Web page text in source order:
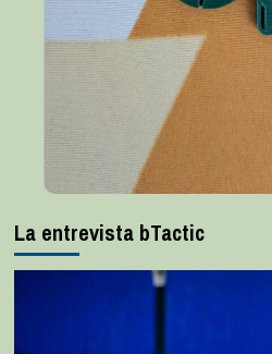
La entrevista bTactic